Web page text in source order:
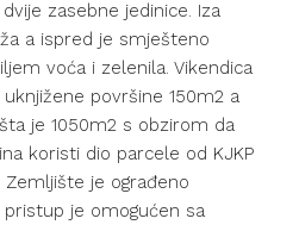
zasebne jedinice. Iza
a ispred je smješteno
voća i zelenila. Vikendica
površine 150m2 a
je 1050m2 s obzirom da
koristi dio parcele od KJKP
je ograđeno
je omogućen sa